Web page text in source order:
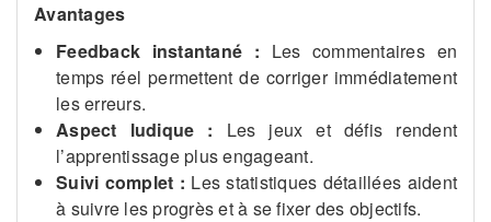
Avantages
Feedback instantané : Les commentaires en
temps réel permettent de corriger immédiatement
les erreurs.
Aspect ludique : Les jeux et défis rendent
l’apprentissage plus engageant.
Suivi complet : Les statistiques détaillées aident
à suivre les progrès et à se fixer des objectifs.